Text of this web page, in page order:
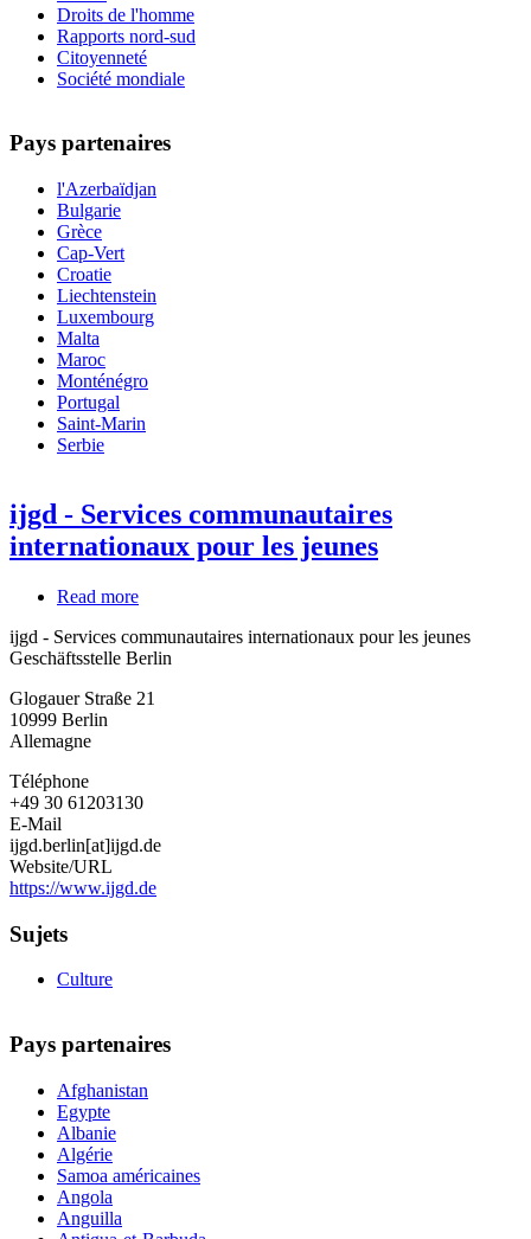
Droits de l'homme
Rapports nord-sud
Citoyenneté
Société mondiale
Pays partenaires
l'Azerbaïdjan
Bulgarie
Grèce
Cap-Vert
Croatie
Liechtenstein
Luxembourg
Malta
Maroc
Monténégro
Portugal
Saint-Marin
Serbie
ijgd - Services communautaires
internationaux pour les jeunes
Read more
-
Services
internationaux
ijgd - Services communautaires internationaux pour les jeunes
Geschäftsstelle Berlin
Glogauer Straße 21
10999 Berlin
Allemagne
Téléphone
+49 30 61203130
E-Mail
ijgd.berlin[at]ijgd.de
Website/URL
https://www.ijgd.de
Sujets
Culture
Pays partenaires
Afghanistan
Egypte
Albanie
Algérie
Samoa américaines
Angola
Anguilla